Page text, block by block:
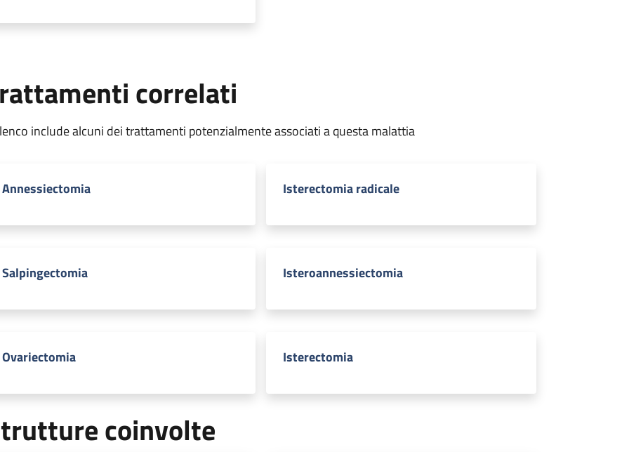
correlati
include alcuni dei trattamenti potenzialmente associati a questa malattia
Annessiectomia Isterectomia radicale
Salpingectomia Isteroannessiectomia
Ovariectomia Isterectomia
coinvolte